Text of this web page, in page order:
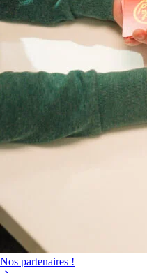
Nos partenaires !